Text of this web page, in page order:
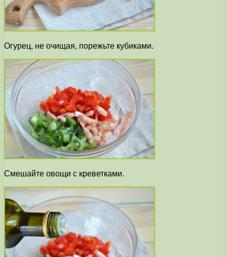
Огурец, не очищая, порежьте кубиками.
Смешайте овощи с креветками.